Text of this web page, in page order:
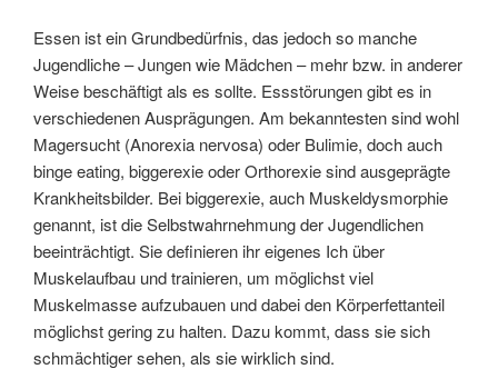
Essen ist ein Grundbedürfnis, das jedoch so manche
Jugendliche – Jungen wie Mädchen – mehr bzw. in anderer
Weise beschäftigt als es sollte. Essstörungen gibt es in
verschiedenen Ausprägungen. Am bekanntesten sind wohl
Magersucht (Anorexia nervosa) oder Bulimie, doch auch
binge eating, biggerexie oder Orthorexie sind ausgeprägte
Krankheitsbilder. Bei biggerexie, auch Muskeldysmorphie
genannt, ist die Selbstwahrnehmung der Jugendlichen
beeinträchtigt. Sie definieren ihr eigenes Ich über
Muskelaufbau und trainieren, um möglichst viel
Muskelmasse aufzubauen und dabei den Körperfettanteil
möglichst gering zu halten. Dazu kommt, dass sie sich
schmächtiger sehen, als sie wirklich sind.